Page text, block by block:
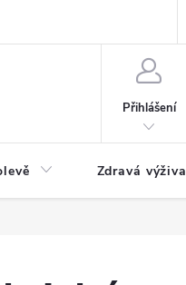
Přihlášení
Zdravá výživa